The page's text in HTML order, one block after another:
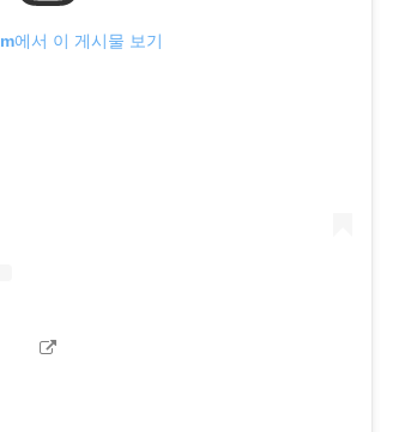
에서 이 게시물 보기